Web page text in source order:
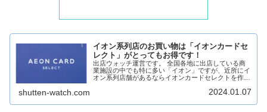
イオン系列店のお買い物は「イオンカードセ
レクト」がとってもお得です！
出店ウォッチ運営です。 全国各地に出店している商
業施設の中でも特に多い「イオン」ですが、近所にイ
オン系列店舗があるならイオンカードセレクトを作る
のか簡単に見ていきます！［PR］イオン系列店舗
shutten-watch.com 2024.01.07